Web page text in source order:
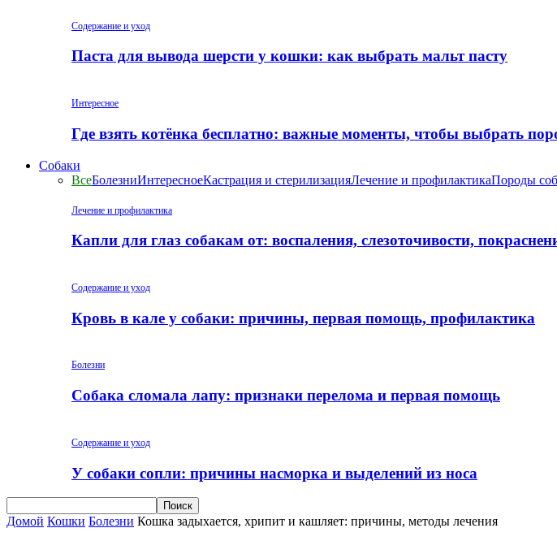
Содержание и уход
Паста для вывода шерсти у кошки: как выбрать мальт пасту
Интересное
Где взять котёнка бесплатно: важные моменты, чтобы выбрать
Собаки
ВсеБолезниИнтересноеКастрация и стерилизацияЛечение и профилактикаПороды
Лечение и профилактика
Капли для глаз собакам от: воспаления, слезоточивости,
Содержание и уход
Кровь в кале у собаки: причины, первая помощь, профилактика
Болезни
Собака сломала лапу: признаки перелома и первая помощь
Содержание и уход
У собаки сопли: причины насморка и выделений из носа
Домой Кошки Болезни Кошка задыхается, хрипит и кашляет: причины, методы лечения